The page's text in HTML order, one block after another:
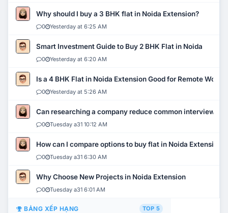
Why should I buy a 3 BHK flat in Noida Extension?
0 Yesterday at 6:25 AM
Smart Investment Guide to Buy 2 BHK Flat in Noida
0 Yesterday at 6:20 AM
Is a 4 BHK Flat in Noida Extension Good for Remote Work?
0 Yesterday at 5:26 AM
Can researching a company reduce common interview
0 Tuesday a31 10:12 AM
How can I compare options to buy flat in Noida Extension?
0 Tuesday a31 6:30 AM
Why Choose New Projects in Noida Extension
0 Tuesday a31 6:01 AM
BẢNG XẾP HẠNG TOP 5